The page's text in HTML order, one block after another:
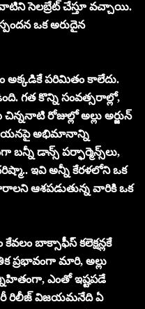
సెలబ్రేట్ చేస్తూ వచ్చాయి.
ఒక అరుదైన
అక్క‌డికే ప‌రిమితం కాలేదు.
గత కొన్ని సంవత్సరాల్లో,
రోజుల్లో అల్లు అర్జున్
ఆయనపై అభిమానాన్ని
బ‌న్నీ డాన్స్ పర్ఫార్మెన్స్‌లు,
ఇవి అన్నీ కేరళలోని ఒక
ఆశపడుతున్న వారికి ఒక
బాక్సాఫీస్ కలెక్షన్లకే
ప్రభావంగా మారి, అల్లు
ఎంతో ఇష్టపడే
రీ రిలీజ్ విజయ‌మ‌నేది ఏ